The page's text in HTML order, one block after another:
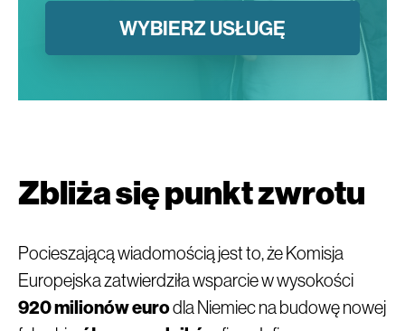
WYBIERZ USŁUGĘ
Zbliża się punkt zwrotu
Pocieszającą wiadomością jest to, że Komisja
Europejska zatwierdziła wsparcie w wysokości
920 milionów eurodla Niemiec na budowę nowej